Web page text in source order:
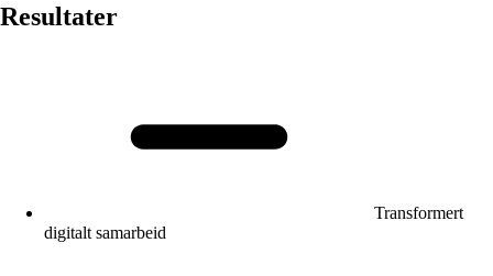
Resultater
Transformert
digitalt samarbeid